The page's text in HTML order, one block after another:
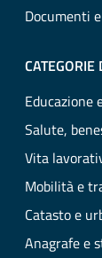
Documenti
CATEGORIE
Educazione
Salute,
Vita
Mobilità e
Catasto e
Anagrafe e